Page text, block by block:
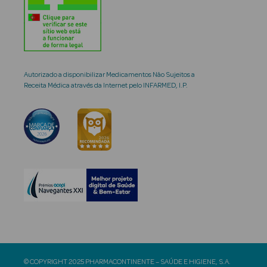
Autorizado a disponibilizar Medicamentos Não Sujeitos a
Receita Médica através da Internet pelo INFARMED, I.P.
© COPYRIGHT 2025 PHARMACONTINENTE – SAÚDE E HIGIENE, S.A.